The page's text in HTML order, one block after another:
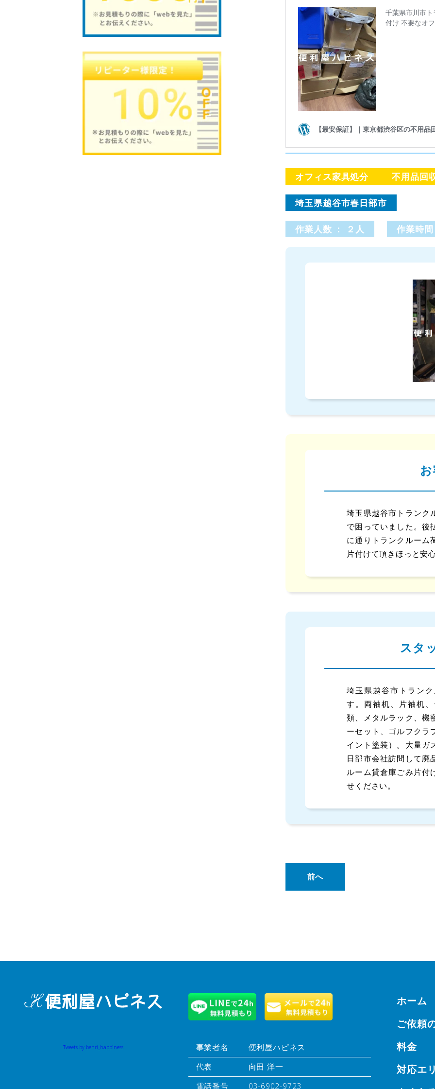
オフィス家具処分 不用品回
埼玉県越谷市春日部市
作業人数 : ２人 作業時
埼玉県越谷市トランク
で困っていました。後
に通りトランクルーム
片付けて頂きほっと安
スタ
埼玉県越谷市トラン
す。両袖机、片袖机
類、メタルラック、機
ーセット、ゴルフクラ
イント塗装）。大量ガ
日部市会社訪問して廃
ルーム貸倉庫ごみ片付
せください。
前へ
Tweets by benri_happiness 事業者名
便利屋ハピネス
代表
向田 洋一
電話番号
03-6902-9723
ホーム
ご依頼
料金
対応エ